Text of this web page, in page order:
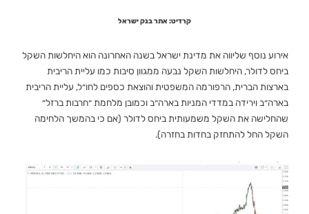
קרדיט: אתר בנק ישראל
אירוע נוסף שליווה את מדינת ישראל בשנה האחרונה הוא היחלשות השקל
ביחס לדולר, היחלשות השקל נבעה ממגוון סיבות כמו עליית הריבית
בארצות הברית, הרפורמה המשפטית והוצאת כספים לחו״ל, עליית הריבית
בארה״ב וירידה במדדי המניות בארה״ב וכמובן מלחמת ״חרבות ברזל״
שהחלישה את השקל משמעותית ביחס לדולר (אם כי בהמשך הלחימה
השקל החל להתחזק בחדות בחזרה).